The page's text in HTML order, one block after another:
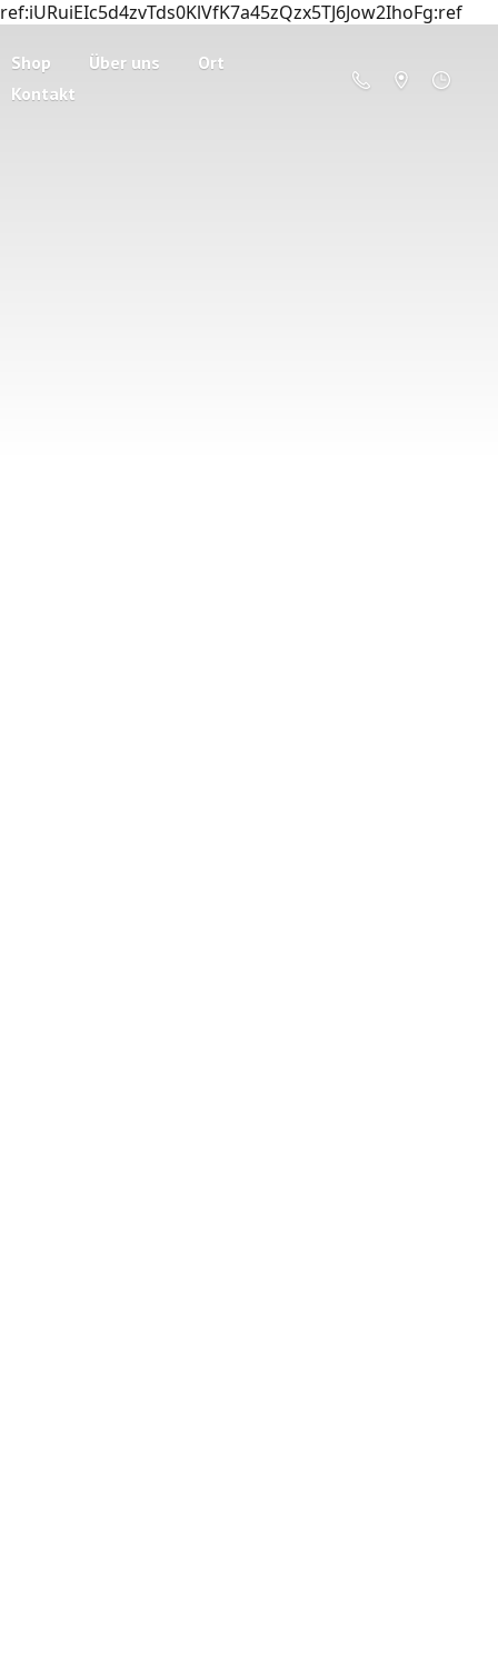
ref:iURuiEIc5d4zvTds0KlVfK7a45zQzx5TJ6Jow2IhoFg:ref
Shop Über uns
Ort
Kontakt